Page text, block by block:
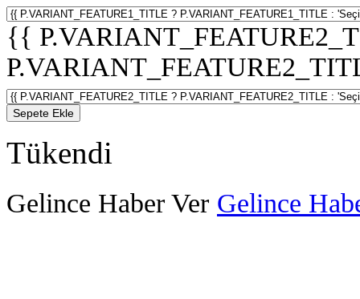
{{
Sepete Ekle
Tükendi
Gelince Haber Ver Gelince